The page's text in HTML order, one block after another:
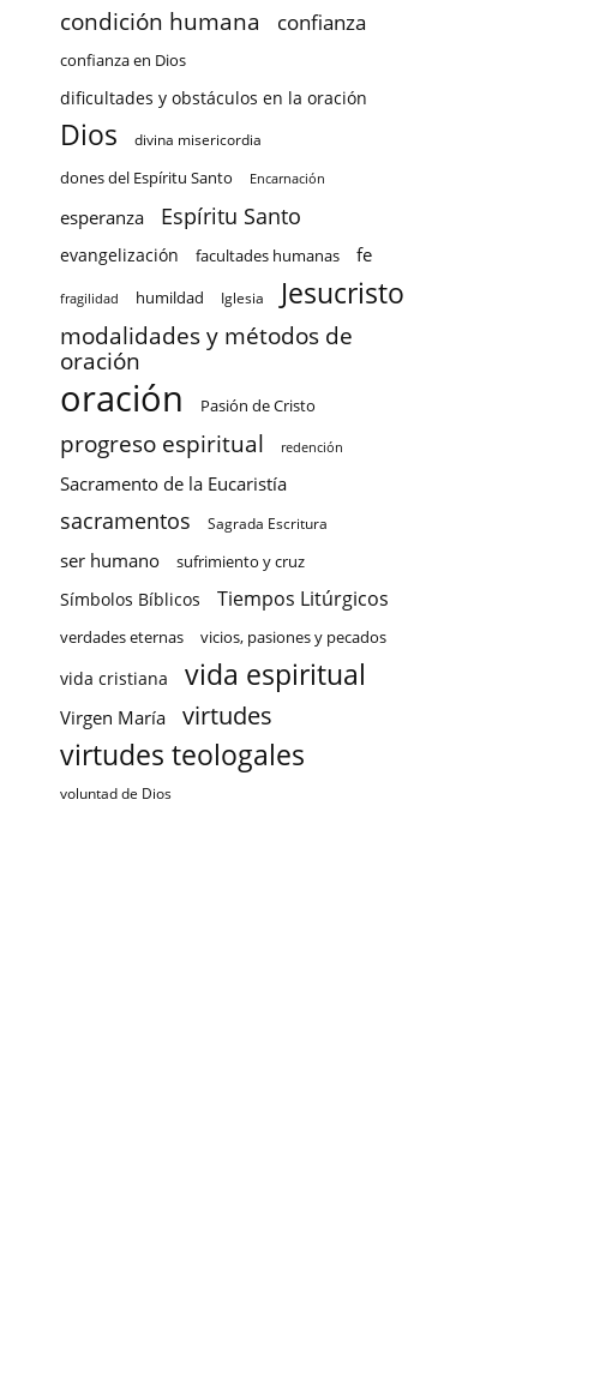
condición humana confianza
confianza en Dios
dificultades y obstáculos en la oración
Dios divina misericordia
dones del Espíritu Santo Encarnación
esperanza Espíritu Santo
evangelización facultades humanas fe
fragilidad humildad Iglesia Jesucristo
modalidades y métodos de
oración
oración Pasión de Cristo
progreso espiritual redención
Sacramento de la Eucaristía
sacramentos Sagrada Escritura
ser humano sufrimiento y cruz
Símbolos Bíblicos Tiempos Litúrgicos
verdades eternas vicios, pasiones y pecados
vida cristiana vida espiritual
Virgen María virtudes
virtudes teologales
voluntad de Dios